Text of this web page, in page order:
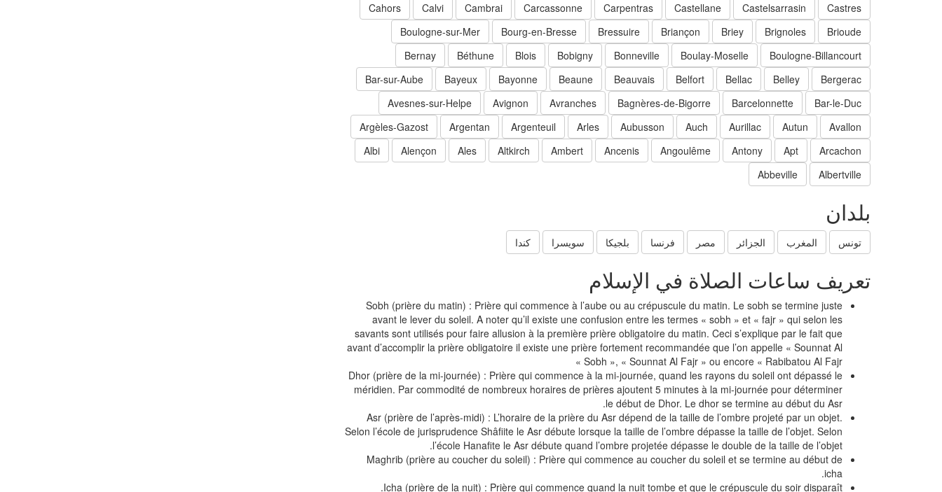
Castres
Castelsarrasin
Castellane
Carpentras
Carcassonne
Cambrai
Calvi
Cahors
Brioude
Brignoles
Briey
Briançon
Bressuire
Bourg-en-Bresse
Boulogne-sur-Mer
Boulogne-Billancourt
Boulay-Moselle
Bonneville
Bobigny
Blois
Béthune
Bernay
Bergerac
Belley
Bellac
Belfort
Beauvais
Beaune
Bayonne
Bayeux
Bar-sur-Aube
Bar-le-Duc
Barcelonnette
Bagnères-de-Bigorre
Avranches
Avignon
Avesnes-sur-Helpe
Avallon
Autun
Aurillac
Auch
Aubusson
Arles
Argenteuil
Argentan
Argèles-Gazost
Arcachon
Apt
Antony
Angoulême
Ancenis
Ambert
Altkirch
Ales
Alençon
Albi
Albertville
Abbeville
بلدان
تونس المغرب الجزائر مصر فرنسا بلجيكا سويسرا كندا
تعريف ساعات الصلاة في الإسلام
Sobh (prière du matin) : Prière qui commence à l’aube ou au crépuscule du matin. Le sobh se termine juste
avant le lever du soleil. A noter qu’il existe une confusion entre les termes « sobh » et « fajr » qui selon les
savants sont utilisés pour faire allusion à la première prière obligatoire du matin. Ceci s’explique par le fait que
avant d’accomplir la prière obligatoire il existe une prière fortement recommandée que l’on appelle « Sounnat Al
Sobh », « Sounnat Al Fajr » ou encore « Rabibatou Al Fajr »
Dhor (prière de la mi-journée) : Prière qui commence à la mi-journée, quand les rayons du soleil ont dépassé le
méridien. Par commodité de nombreux horaires de prières ajoutent 5 minutes à la mi-journée pour déterminer
le début de Dhor. Le dhor se termine au début du Asr.
Asr (prière de l’après-midi) : L’horaire de la prière du Asr dépend de la taille de l’ombre projeté par un objet.
Selon l’école de jurisprudence Shâfiite le Asr débute lorsque la taille de l’ombre dépasse la taille de l’objet. Selon
l’école Hanafite le Asr débute quand l’ombre projetée dépasse le double de la taille de l’objet.
Maghrib (prière au coucher du soleil) : Prière qui commence au coucher du soleil et se termine au début de
icha.
Icha (prière de la nuit) : Prière qui commence quand la nuit tombe et que le crépuscule du soir disparaît.